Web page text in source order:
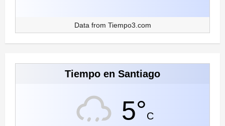
Data from Tiempo3.com
Tiempo en Santiago
5°C